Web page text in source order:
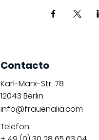
Contacto
Karl-Marx-Str. 78
12043 Berlin
info@frauenalia.com
Telefon